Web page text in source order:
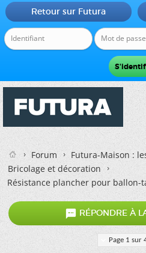
Retour sur Futura
Forum
Futura-Maison :
Bricolage et décoration
Résistance plancher pour ballon-
 RÉPONDRE À
Page 1 sur